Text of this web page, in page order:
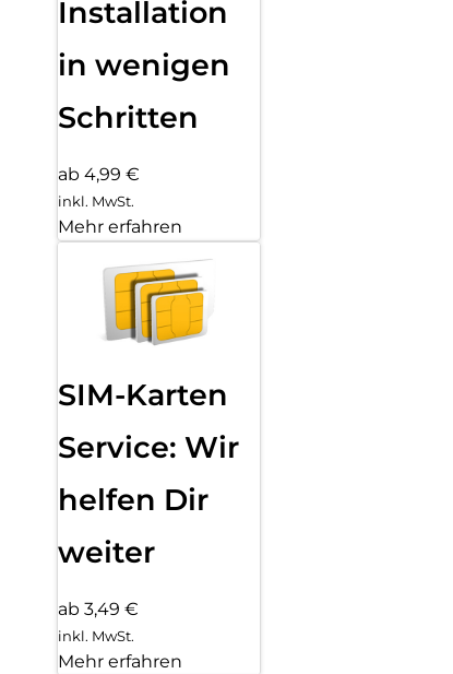
Installation
in wenigen
Schritten
ab 4,99 €
inkl. MwSt.
Mehr erfahren
SIM-Karten
Service: Wir
helfen Dir
weiter
ab 3,49 €
inkl. MwSt.
Mehr erfahren